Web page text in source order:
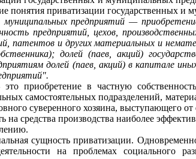
понятия приватизации государст­венных
муниципальных предприятий —
предприятий, цехов,
патентов и других материальных и
долей (паев, акций)
долей (паев, акций) в капитале
приобретение в частную
самостоятельных подразделений,
суверенного хозяина, выступающего
на средства производства наиболее
сущность приватизации.
на проблемах социального